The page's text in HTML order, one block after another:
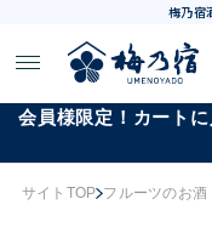
梅乃宿
会員様限定！カート
サイトTOP フルーツのお酒